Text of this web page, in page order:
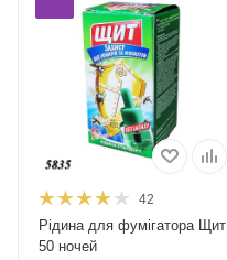
42
Рідина для фумігатора Щит
50 ночей